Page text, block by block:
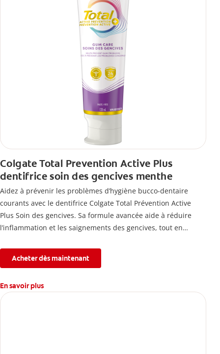
Colgate Total Prevention Active Plus
dentifrice soin des gencives menthe
Aidez à prévenir les problèmes d’hygiène bucco-dentaire
courants avec le dentifrice Colgate Total Prévention Active
Plus Soin des gencives. Sa formule avancée aide à réduire
l’inflammation et les saignements des gencives, tout en
l’érosion de l’émail.
Acheter dès maintenant
En savoir plus